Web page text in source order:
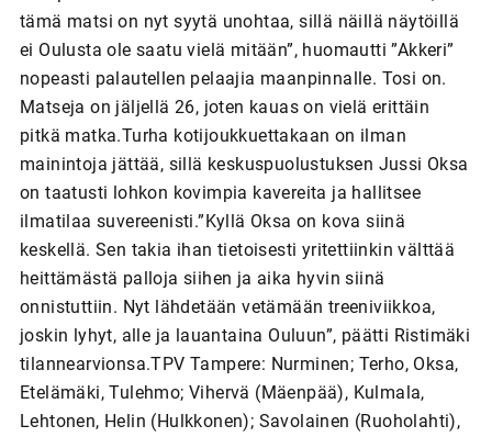
tämä matsi on nyt syytä unohtaa, sillä näillä näytöillä
ei Oulusta ole saatu vielä mitään”, huomautti ”Akkeri”
nopeasti palautellen pelaajia maanpinnalle. Tosi on.
Matseja on jäljellä 26, joten kauas on vielä erittäin
pitkä matka.Turha kotijoukkuettakaan on ilman
mainintoja jättää, sillä keskuspuolustuksen Jussi Oksa
on taatusti lohkon kovimpia kavereita ja hallitsee
ilmatilaa suvereenisti.”Kyllä Oksa on kova siinä
keskellä. Sen takia ihan tietoisesti yritettiinkin välttää
heittämästä palloja siihen ja aika hyvin siinä
onnistuttiin. Nyt lähdetään vetämään treeniviikkoa,
joskin lyhyt, alle ja lauantaina Ouluun”, päätti Ristimäki
tilannearvionsa.TPV Tampere: Nurminen; Terho, Oksa,
Etelämäki, Tulehmo; Vihervä (Mäenpää), Kulmala,
Lehtonen, Helin (Hulkkonen); Savolainen (Ruoholahti),